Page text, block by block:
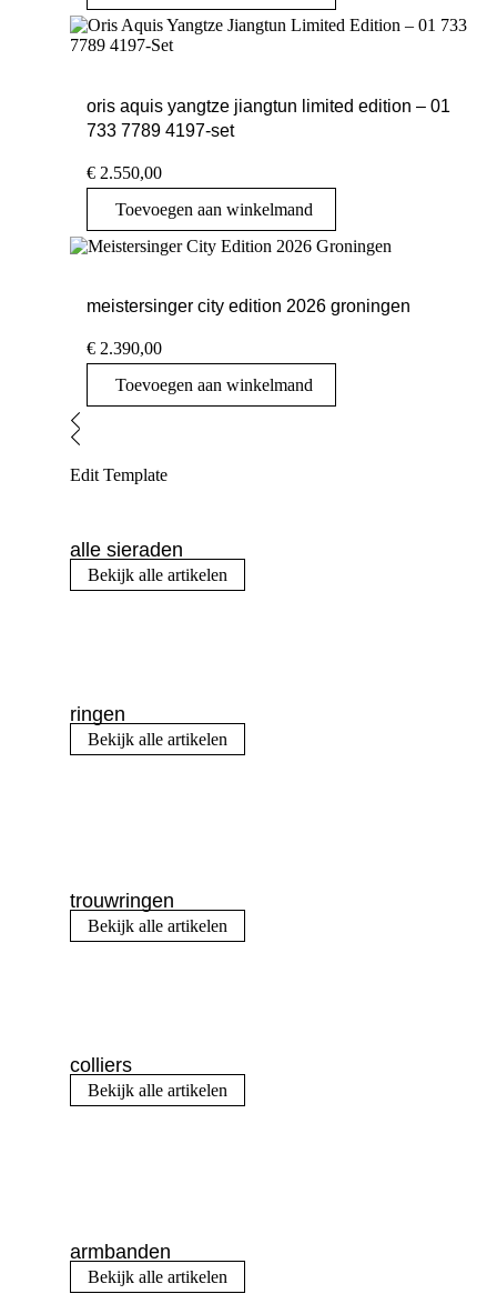
oris aquis yangtze jiangtun limited edition – 01
733 7789 4197-set
€ 2.550,00
Toevoegen aan winkelmand
meistersinger city edition 2026 groningen
€ 2.390,00
Toevoegen aan winkelmand
Edit Template
alle sieraden
Bekijk alle artikelen
ringen
Bekijk alle artikelen
trouwringen
Bekijk alle artikelen
colliers
Bekijk alle artikelen
armbanden
Bekijk alle artikelen